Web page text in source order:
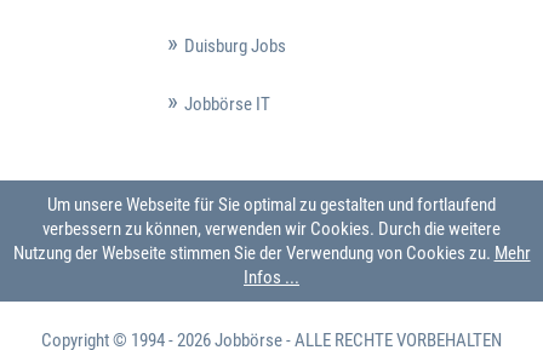
Duisburg Jobs
Jobbörse IT
Um unsere Webseite für Sie optimal zu gestalten und fortlaufend
verbessern zu können, verwenden wir Cookies. Durch die weitere
Nutzung der Webseite stimmen Sie der Verwendung von Cookies zu. Mehr
Infos ...
Copyright © 1994 - 2026Jobbörse- ALLE RECHTE VORBEHALTEN